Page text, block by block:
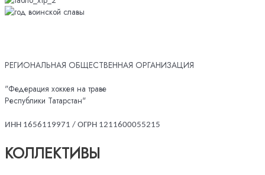
РЕГИОНАЛЬНАЯ ОБЩЕСТВЕННАЯ ОРГАНИЗАЦИЯ
"Федерация хоккея на траве
Республики Татарстан"
ИНН 1656119971 / ОГРН 1211600055215
КОЛЛЕКТИВЫ